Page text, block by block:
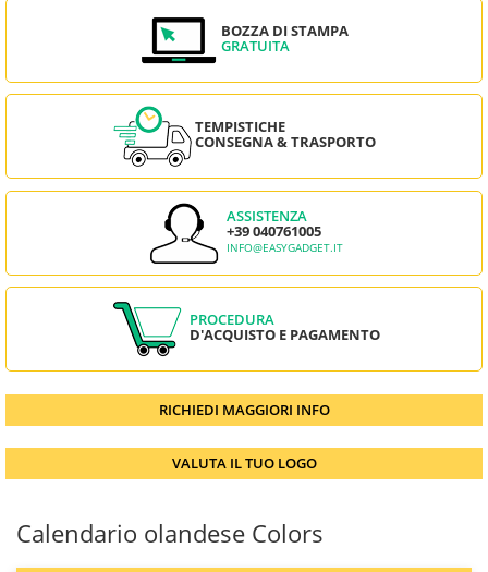
BOZZA DI STAMPA
GRATUITA
TEMPISTICHE
CONSEGNA & TRASPORTO
ASSISTENZA
+39 040761005
INFO@EASYGADGET.IT
PROCEDURA
D'ACQUISTO E PAGAMENTO
RICHIEDI MAGGIORI INFO
VALUTA IL TUO LOGO
Calendario olandese Colors